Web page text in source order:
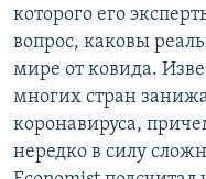
которого его
вопрос, каковы
мире от ковида.
многих стран
коронавируса,
нередко в силу